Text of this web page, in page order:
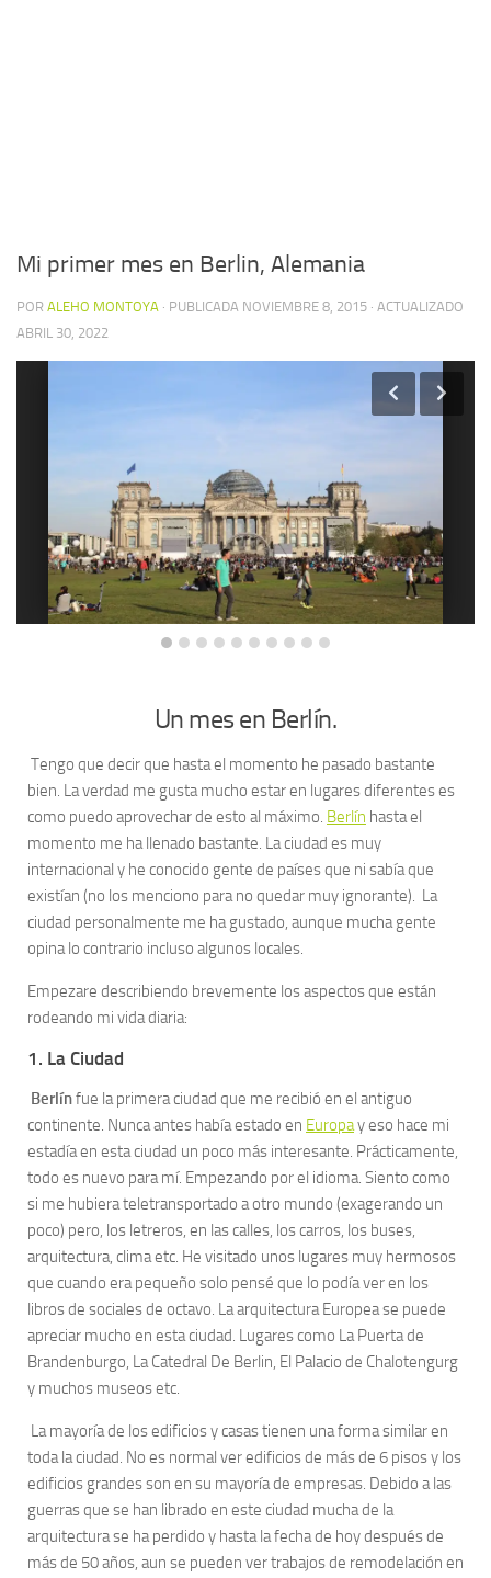
Mi primer mes en Berlin, Alemania
POR ALEHO MONTOYA · PUBLICADA NOVIEMBRE 8, 2015 · ACTUALIZADO
ABRIL 30, 2022
Un mes en Berlín.
Tengo que decir que hasta el momento he pasado bastante
bien. La verdad me gusta mucho estar en lugares diferentes es
como puedo aprovechar de esto al máximo. Berlín hasta el
momento me ha llenado bastante. La ciudad es muy
internacional y he conocido gente de países que ni sabía que
existían (no los menciono para no quedar muy ignorante). La
ciudad personalmente me ha gustado, aunque mucha gente
opina lo contrario incluso algunos locales.
Empezare describiendo brevemente los aspectos que están
rodeando mi vida diaria:
1. La Ciudad
Berlínfue la primera ciudad que me recibió en el antiguo
continente. Nunca antes había estado en Europay eso hace mi
estadía en esta ciudad un poco más interesante. Prácticamente,
todo es nuevo para mí. Empezando por el idioma. Siento como
si me hubiera teletransportado a otro mundo (exagerando un
poco) pero, los letreros, en las calles, los carros, los buses,
arquitectura, clima etc. He visitado unos lugares muy hermosos
que cuando era pequeño solo pensé que lo podía ver en los
libros de sociales de octavo. La arquitectura Europea se puede
apreciar mucho en esta ciudad. Lugares como La Puerta de
Brandenburgo, La Catedral De Berlin, El Palacio de Chalotengurg
y muchos museos etc.
La mayoría de los edificios y casas tienen una forma similar en
toda la ciudad. No es normal ver edificios de más de 6 pisos y los
edificios grandes son en su mayoría de empresas. Debido a las
guerras que se han librado en este ciudad mucha de la
arquitectura se ha perdido y hasta la fecha de hoy después de
más de 50 años, aun se pueden ver trabajos de remodelación en